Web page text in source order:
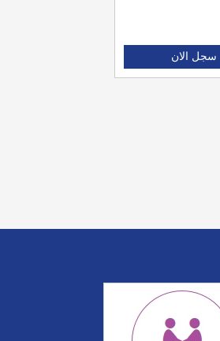
سجل الان